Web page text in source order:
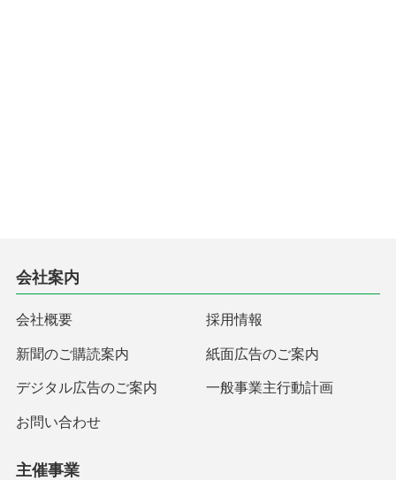
会社案内
会社概要 採用情報
新聞のご購読案内 紙面広告のご案内
デジタル広告のご案内 一般事業主行動計画
お問い合わせ
主催事業